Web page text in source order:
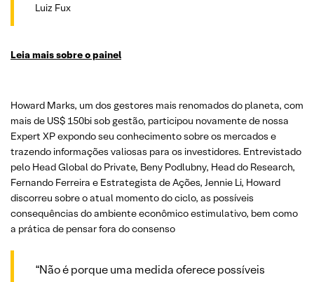
Luiz Fux
Leia mais sobre o painel
Howard Marks, um dos gestores mais renomados do planeta, com
mais de US$ 150bi sob gestão, participou novamente de nossa
Expert XP expondo seu conhecimento sobre os mercados e
trazendo informações valiosas para os investidores. Entrevistado
pelo Head Global do Private, Beny Podlubny, Head do Research,
Fernando Ferreira e Estrategista de Ações, Jennie Li, Howard
discorreu sobre o atual momento do ciclo, as possíveis
consequências do ambiente econômico estimulativo, bem como
a prática de pensar fora do consenso
“Não é porque uma medida oferece possíveis